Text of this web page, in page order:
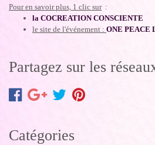
Pour en savoir plus, 1 clic sur:
la COCREATION CONSCIENTE
le site de l'événement : ONE PEACE
Partagez sur les
Catégories